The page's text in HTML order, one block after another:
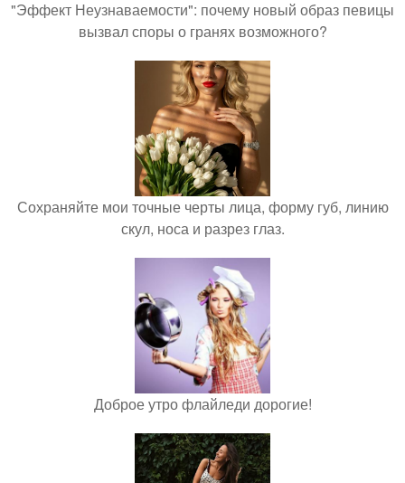
"Эффект Неузнаваемости": почему новый образ певицы
вызвал споры о гранях возможного?
Сохраняйте мои точные черты лица, форму губ, линию
скул, носа и разрез глаз.
Доброе утро флайледи дорогие!